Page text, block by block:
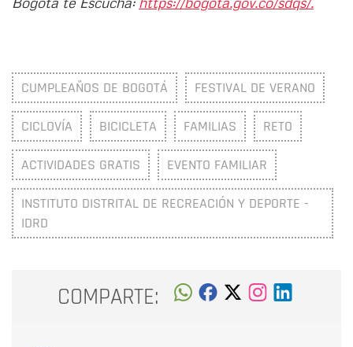
CUMPLEAÑOS DE BOGOTÁ FESTIVAL DE VERANO
CICLOVÍA BICICLETA FAMILIAS RETO
ACTIVIDADES GRATIS EVENTO FAMILIAR
INSTITUTO DISTRITAL DE RECREACIÓN Y DEPORTE -
IDRD
COMPARTE: